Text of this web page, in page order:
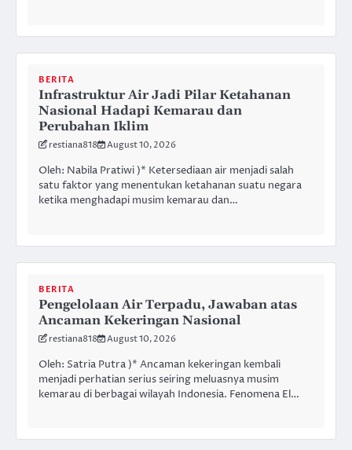
BERITA
Infrastruktur Air Jadi Pilar Ketahanan
Nasional Hadapi Kemarau dan
Perubahan Iklim
restiana818 August 10, 2026
Oleh: Nabila Pratiwi )* Ketersediaan air menjadi salah
satu faktor yang menentukan ketahanan suatu negara
ketika menghadapi musim kemarau dan…
BERITA
Pengelolaan Air Terpadu, Jawaban atas
Ancaman Kekeringan Nasional
restiana818 August 10, 2026
Oleh: Satria Putra )* Ancaman kekeringan kembali
menjadi perhatian serius seiring meluasnya musim
kemarau di berbagai wilayah Indonesia. Fenomena El…